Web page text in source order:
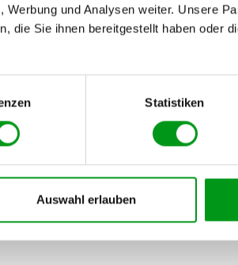
und Analysen weiter. Unsere
die Sie ihnen bereitgestellt haben oder
Statistiken
Auswahl erlauben
Partnersuche
Generationen vor, die mit ihren
seine Tore weit für alle geöffnet,
kann jedoch auch ihre
auseinanderzusetzen, bevor